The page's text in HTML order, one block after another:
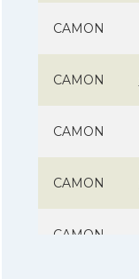
CAMON
CAMON
CAMON
CAMON
CAMON